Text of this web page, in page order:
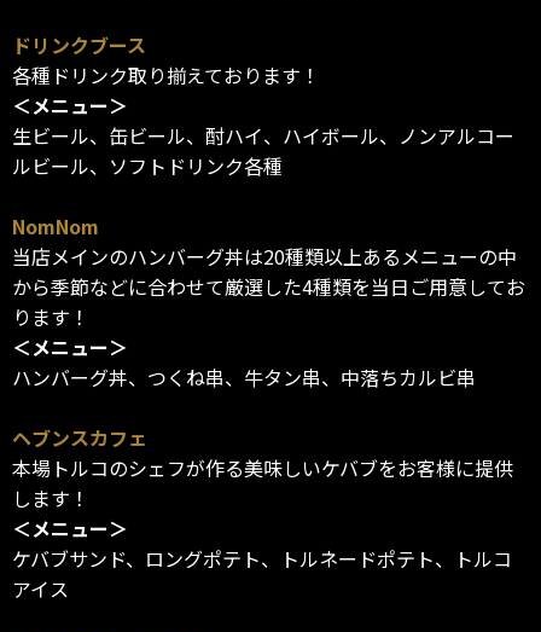
ドリンクブース
各種ドリンク取り揃えております！
＜メニュー＞
生ビール、缶ビール、酎ハイ、ハイボール、ノンアルコー
ルビール、ソフトドリンク各種
NomNom
当店メインのハンバーグ丼は20種類以上あるメニューの中
から季節などに合わせて厳選した4種類を当日ご用意してお
ります！
＜メニュー＞
ハンバーグ丼、つくね串、牛タン串、中落ちカルビ串
ヘブンスカフェ
本場トルコのシェフが作る美味しいケバブをお客様に提供
します！
＜メニュー＞
ケバブサンド、ロングポテト、トルネードポテト、トルコ
アイス